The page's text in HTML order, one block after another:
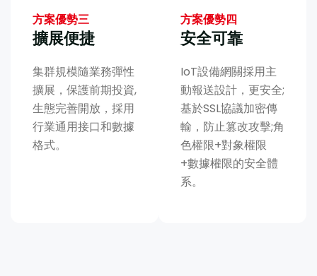
方案優勢三
擴展便捷
集群規模隨業務彈性
擴展，保護前期投資,
生態完善開放，採用
行業通用接口和數據
格式。
方案優勢四
安全可靠
IoT設備網關採用主
動報送設計，更安全;
基於SSL協議加密傳
輸，防止篡改攻擊;角
色權限+對象權限
+數據權限的安全體
系。